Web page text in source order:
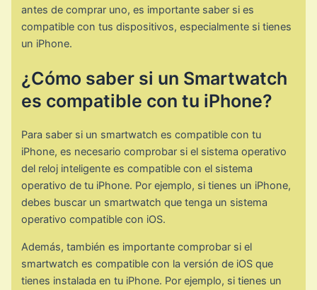
antes de comprar uno, es importante saber si es
compatible con tus dispositivos, especialmente si tienes
un iPhone.
¿Cómo saber si un Smartwatch
es compatible con tu iPhone?
Para saber si un smartwatch es compatible con tu
iPhone, es necesario comprobar si el sistema operativo
del reloj inteligente es compatible con el sistema
operativo de tu iPhone. Por ejemplo, si tienes un iPhone,
debes buscar un smartwatch que tenga un sistema
operativo compatible con iOS.
Además, también es importante comprobar si el
smartwatch es compatible con la versión de iOS que
tienes instalada en tu iPhone. Por ejemplo, si tienes un